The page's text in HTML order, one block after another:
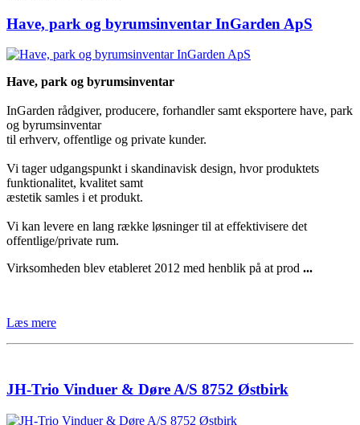
Have, park og byrumsinventar InGarden ApS
Have, park og byrumsinventar
InGarden rådgiver, producere, forhandler samt eksportere have, park
og byrumsinventar
til erhverv, offentlige og private kunder.
Vi tager udgangspunkt i skandinavisk design, hvor produktets
funktionalitet, kvalitet samt
æstetik samles i et produkt.
Vi kan levere en lang række løsninger til at effektivisere det
offentlige/private rum.
Virksomheden blev etableret 2012 med henblik på at prod ...
Læs mere
JH-Trio Vinduer & Døre A/S 8752 Østbirk